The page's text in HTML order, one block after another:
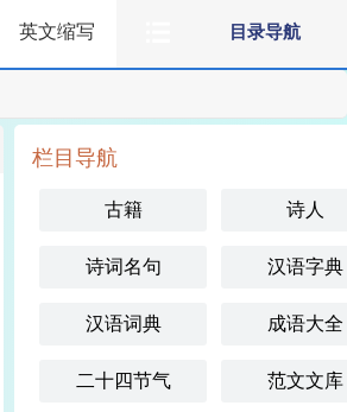
目录导航
英文缩写
栏目导航
古籍 诗人
诗词名句 汉语字典
汉语词典 成语大全
二十四节气 范文文库